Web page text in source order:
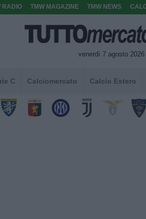
RADIO TMW MAGAZINE TMW NEWS
venerdì 7 agosto 2026
C Calciomercato Calcio Estero